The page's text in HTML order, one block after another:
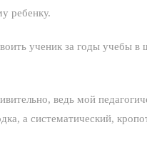
ребенку.
ученик за годы учебы в
ведь мой
а систематический,